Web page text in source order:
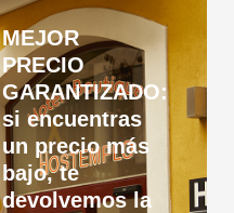
MEJOR
PRECIO
GARANTIZADO:
si encuentras
un precio más
bajo, te
devolvemos la